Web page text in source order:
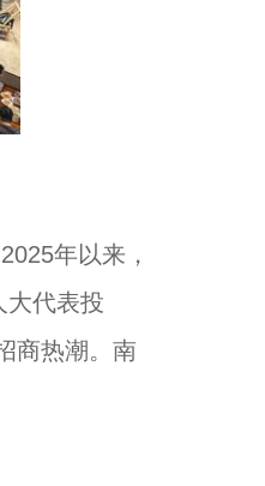
年以来，
大代表投
商热潮。南